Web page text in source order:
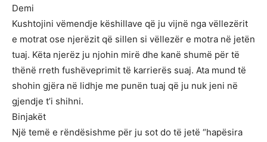
Demi
Kushtojini vëmendje këshillave që ju vijnë nga vëllezërit
e motrat ose njerëzit që sillen si vëllezër e motra në jetën
tuaj. Këta njerëz ju njohin mirë dhe kanë shumë për të
thënë rreth fushëveprimit të karrierës suaj. Ata mund të
shohin gjëra në lidhje me punën tuaj që ju nuk jeni në
gjendje t’i shihni.
Binjakët
Një temë e rëndësishme për ju sot do të jetë “hapësira